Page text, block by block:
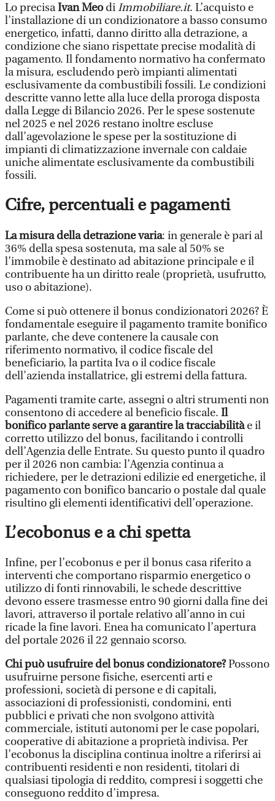
Lo precisaIvan MeodiImmobiliare.it. L’acquisto e
l’installazione di un condizionatore a basso consumo
energetico, infatti, danno diritto alla detrazione, a
condizione che siano rispettate precise modalità di
pagamento. Il fondamento normativo ha confermato
la misura, escludendo però impianti alimentati
esclusivamente da combustibili fossili. Le condizioni
descritte vanno lette alla luce della proroga disposta
dalla Legge di Bilancio 2026. Per le spese sostenute
nel 2025 e nel 2026 restano inoltre escluse
dall’agevolazione le spese per la sostituzione di
impianti di climatizzazione invernale con caldaie
uniche alimentate esclusivamente da combustibili
fossili.
Cifre, percentuali e pagamenti
La misura della detrazione varia: in generale è pari al
36% della spesa sostenuta, ma sale al 50% se
l’immobile è destinato ad abitazione principale e il
contribuente ha un diritto reale (proprietà, usufrutto,
uso o abitazione).
Come si può ottenere il bonus condizionatori 2026? È
fondamentale eseguire il pagamento tramite bonifico
parlante, che deve contenere la causale con
riferimento normativo, il codice fiscale del
beneficiario, la partita Iva o il codice fiscale
dell’azienda installatrice, gli estremi della fattura.
Pagamenti tramite carte, assegni o altri strumenti non
consentono di accedere al beneficio fiscale. Il
bonifico parlante serve a garantire la tracciabilitàe il
corretto utilizzo del bonus, facilitando i controlli
dell’Agenzia delle Entrate. Su questo punto il quadro
per il 2026 non cambia: l’Agenzia continua a
richiedere, per le detrazioni edilizie ed energetiche, il
pagamento con bonifico bancario o postale dal quale
risultino gli elementi identificativi dell’operazione.
L’ecobonus e a chi spetta
Infine, per l’ecobonus e per il bonus casa riferito a
interventi che comportano risparmio energetico o
utilizzo di fonti rinnovabili, le schede descrittive
devono essere trasmesse entro 90 giorni dalla fine dei
lavori, attraverso il portale relativo all’anno in cui
ricade la fine lavori. Enea ha comunicato l’apertura
del portale 2026 il 22 gennaio scorso.
Chi può usufruire del bonus condizionatore?Possono
usufruirne persone fisiche, esercenti arti e
professioni, società di persone e di capitali,
associazioni di professionisti, condomini, enti
pubblici e privati che non svolgono attività
commerciale, istituti autonomi per le case popolari,
cooperative di abitazione a proprietà indivisa. Per
l’ecobonus la disciplina continua inoltre a riferirsi ai
contribuenti residenti e non residenti, titolari di
qualsiasi tipologia di reddito, compresi i soggetti che
conseguono reddito d’impresa.